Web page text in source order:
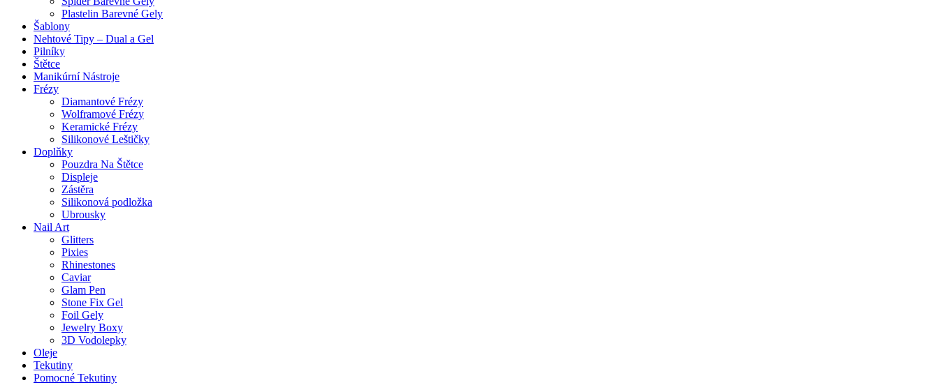
Plastelin Barevné Gely
Šablony
Nehtové Tipy – Dual a Gel
Pilníky
Štětce
Manikúrní Nástroje
Frézy
Diamantové Frézy
Wolframové Frézy
Keramické Frézy
Silikonové Leštičky
Doplňky
Pouzdra Na Štětce
Displeje
Zástěra
Silikonová podložka
Ubrousky
Nail Art
Glitters
Pixies
Rhinestones
Caviar
Glam Pen
Stone Fix Gel
Foil Gely
Jewelry Boxy
3D Vodolepky
Oleje
Tekutiny
Pomocné Tekutiny